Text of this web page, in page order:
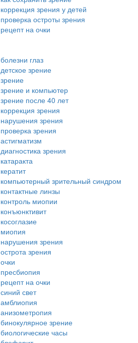
коррекция зрения у детей
проверка остроты зрения
рецепт на очки
болезни глаз
детское зрение
зрение
зрение и компьютер
зрение после 40 лет
коррекция зрения
нарушения зрения
проверка зрения
астигматизм
диагностика зрения
катаракта
кератит
компьютерный зрительный синдром
контактные линзы
контроль миопии
конъюнктивит
косоглазие
миопия
нарушения зрения
острота зрения
очки
пресбиопия
рецепт на очки
синий свет
амблиопия
анизометропия
бинокулярное зрение
биологические часы